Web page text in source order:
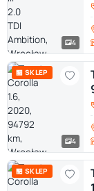
4
🏪 SKLEP
4
🏪 SKLEP